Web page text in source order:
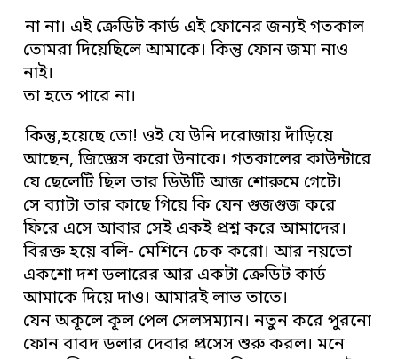
না না। এই ক্রেডিট কার্ড এই ফোনের জন্যই গতকাল
তোমরা দিয়েছিলে আমাকে। কিন্তু ফোন জমা নাও
নাই।
তা হতে পারে না।
কিন্তু,হয়েছে তো! ওই যে উনি দরোজায় দাঁড়িয়ে
আছেন, জিজ্ঞেস করো উনাকে। গতকালের কাউন্টারে
যে ছেলেটি ছিল তার ডিউটি আজ শোরুমে গেটে।
সে ব্যাটা তার কাছে গিয়ে কি যেন গুজগুজ করে
ফিরে এসে আবার সেই একই প্রশ্ন করে আমাদের।
বিরক্ত হয়ে বলি- মেশিনে চেক করো। আর নয়তো
একশো দশ ডলারের আর একটা ক্রেডিট কার্ড
আমাকে দিয়ে দাও। আমারই লাভ তাতে।
যেন অকূলে কূল পেল সেলসম্যান। নতুন করে পুরনো
ফোন বাবদ ডলার দেবার প্রসেস শুরু করল। মনে